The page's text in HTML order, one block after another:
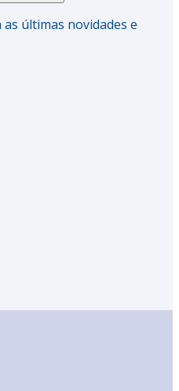
últimas novidades e